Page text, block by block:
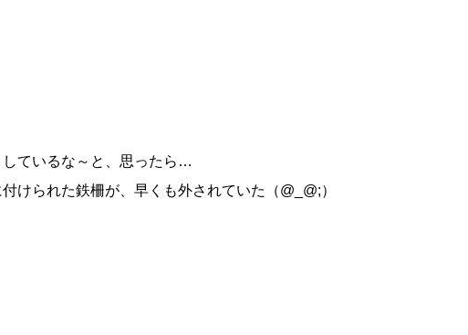
ているな～と、思ったら…
けられた鉄柵が、早くも外されていた（@_@;）